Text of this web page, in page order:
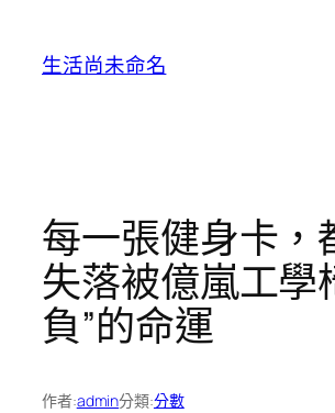
生活尚未命名
每一張健身卡，
失落被億嵐工學
負”的命運
作者:admin分類:分數